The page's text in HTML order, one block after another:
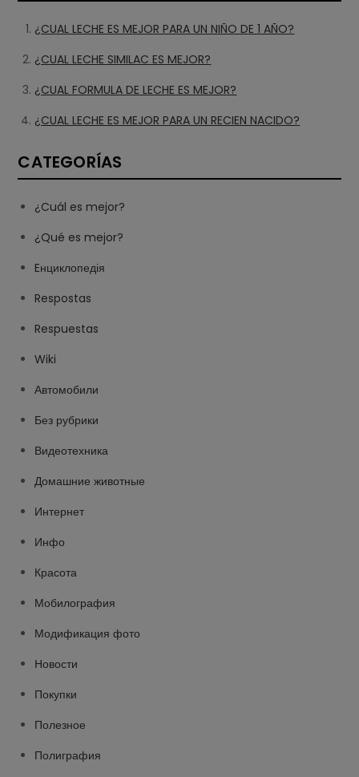
¿CUAL LECHE ES MEJOR PARA UN NIÑO DE 1 AÑO?
¿CUAL LECHE SIMILAC ES MEJOR?
¿CUAL FORMULA DE LECHE ES MEJOR?
¿CUAL LECHE ES MEJOR PARA UN RECIEN NACIDO?
CATEGORÍAS
¿Cuál es mejor?
¿Qué es mejor?
Eнциклопедія
Respostas
Respuestas
Wiki
Автомобили
Без рубрики
Видеотехника
Домашние животные
Интернет
Инфо
Красота
Мобилография
Модификация фото
Новости
Покупки
Полезное
Полиграфия